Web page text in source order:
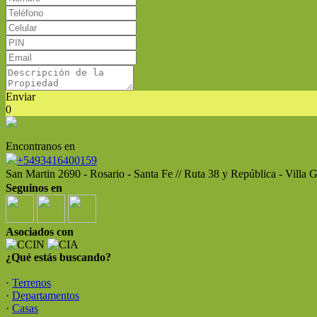
Enviar
0
Encontranos en
+5493416400159
San Martin 2690 - Rosario - Santa Fe // Ruta 38 y República - Villa
Seguinos en
Asociados con
¿Qué estás buscando?
· Terrenos
· Departamentos
· Casas